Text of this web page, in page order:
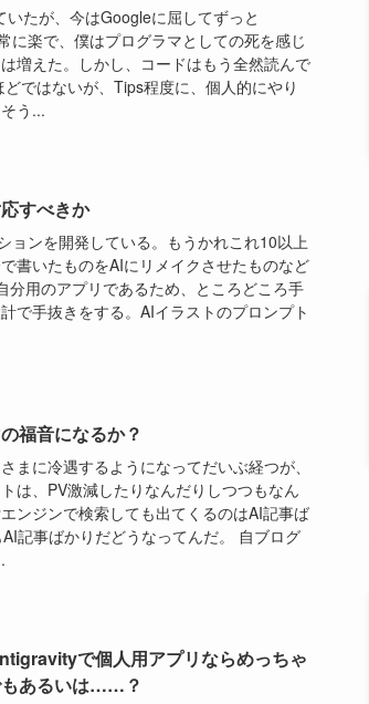
たが、今はGoogleに屈してずっと
に楽で、僕はプログラマとしての死を感じ
増えた。しかし、コードはもう全然読んで
ではないが、Tips程度に、個人的にやり
う...
すべきか
ョンを開発している。もうかれこれ10以上
書いたものをAIにリメイクさせたものなど
用のアプリであるため、ところどころ手
で手抜きをする。AIイラストのプロンプト
福音になるか？
まに冷遇するようになってだいぶ経つが、
は、PV激減したりなんだりしつつもなん
ンジンで検索しても出てくるのはAI記事ば
記事ばかりだどうなってんだ。 自ブログ
で個人用アプリならめっちゃ
もあるいは……？